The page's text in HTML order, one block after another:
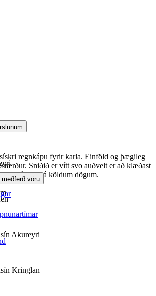
Akureyri
Kringlan
regnkápu fyrir karla. Einföld og þægileg
Sniðið er vítt svo auðvelt er að klæðast
á köldum dögum.
meðferð vöru